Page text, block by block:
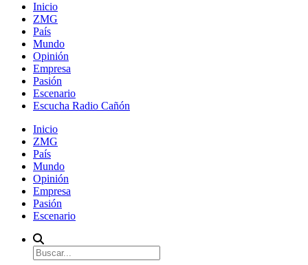
Inicio
ZMG
País
Mundo
Opinión
Empresa
Pasión
Escenario
Escucha Radio Cañón
Inicio
ZMG
País
Mundo
Opinión
Empresa
Pasión
Escenario